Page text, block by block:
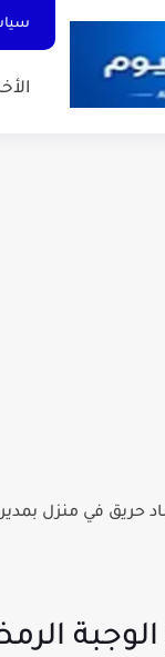
حريق في منزل